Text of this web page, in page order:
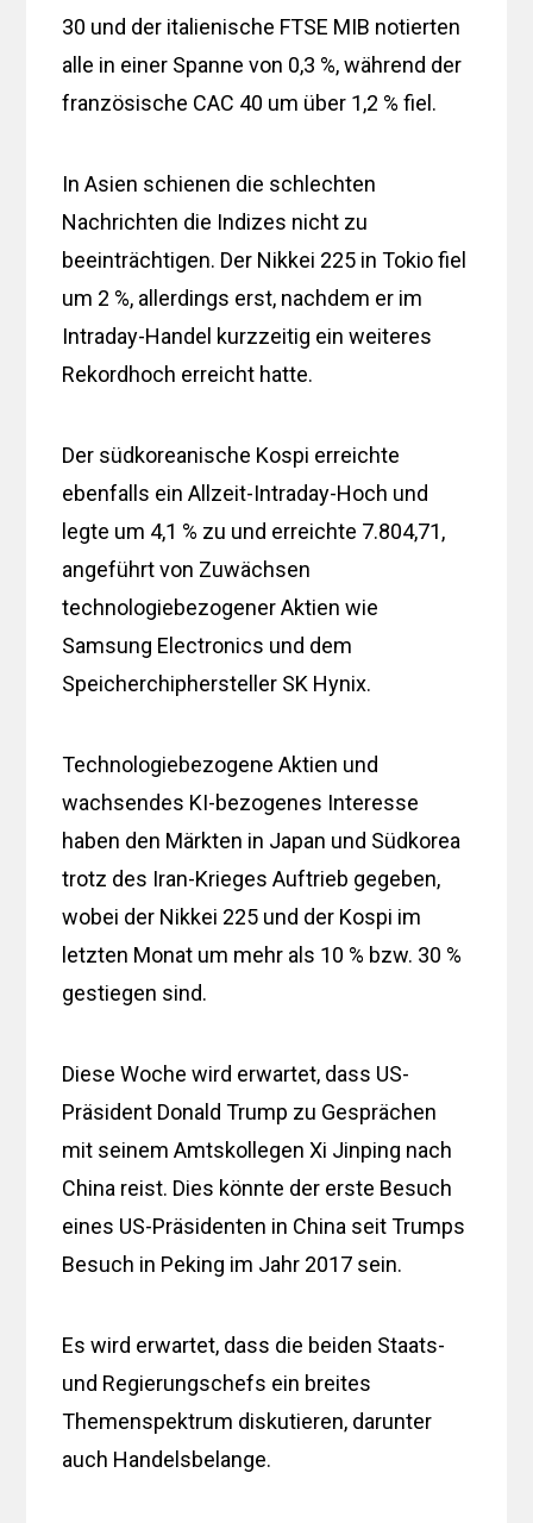
30 und der italienische FTSE MIB notierten
alle in einer Spanne von 0,3 %, während der
französische CAC 40 um über 1,2 % fiel.
In Asien schienen die schlechten
Nachrichten die Indizes nicht zu
beeinträchtigen. Der Nikkei 225 in Tokio fiel
um 2 %, allerdings erst, nachdem er im
Intraday-Handel kurzzeitig ein weiteres
Rekordhoch erreicht hatte.
Der südkoreanische Kospi erreichte
ebenfalls ein Allzeit-Intraday-Hoch und
legte um 4,1 % zu und erreichte 7.804,71,
angeführt von Zuwächsen
technologiebezogener Aktien wie
Samsung Electronics und dem
Speicherchiphersteller SK Hynix.
Technologiebezogene Aktien und
wachsendes KI-bezogenes Interesse
haben den Märkten in Japan und Südkorea
trotz des Iran-Krieges Auftrieb gegeben,
wobei der Nikkei 225 und der Kospi im
letzten Monat um mehr als 10 % bzw. 30 %
gestiegen sind.
Diese Woche wird erwartet, dass US-
Präsident Donald Trump zu Gesprächen
mit seinem Amtskollegen Xi Jinping nach
China reist. Dies könnte der erste Besuch
eines US-Präsidenten in China seit Trumps
Besuch in Peking im Jahr 2017 sein.
Es wird erwartet, dass die beiden Staats-
und Regierungschefs ein breites
Themenspektrum diskutieren, darunter
auch Handelsbelange.